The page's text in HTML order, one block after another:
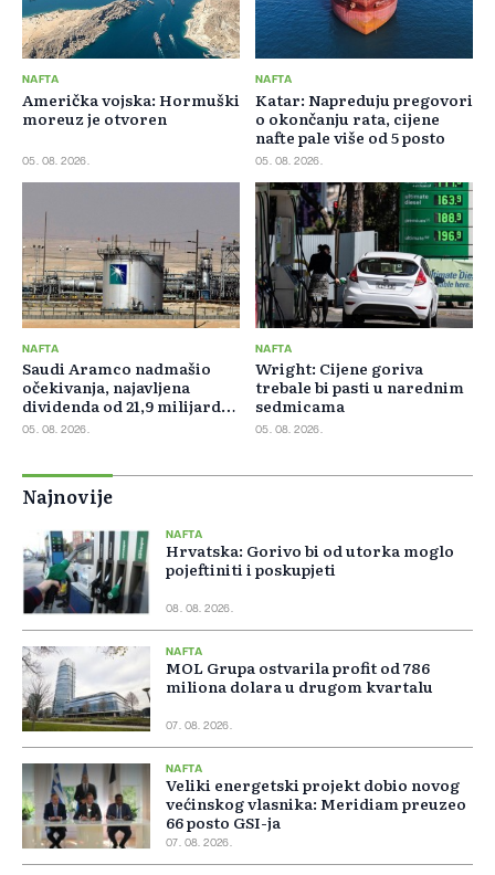
NAFTA
Američka vojska: Hormuški
moreuz je otvoren
05. 08. 2026.
NAFTA
Katar: Napreduju pregovori
o okončanju rata, cijene
nafte pale više od 5 posto
05. 08. 2026.
NAFTA
Saudi Aramco nadmašio
očekivanja, najavljena
dividenda od 21,9 milijardi
dolara
05. 08. 2026.
NAFTA
Wright: Cijene goriva
trebale bi pasti u narednim
sedmicama
05. 08. 2026.
Najnovije
NAFTA
Hrvatska: Gorivo bi od utorka moglo
pojeftiniti i poskupjeti
08. 08. 2026.
NAFTA
MOL Grupa ostvarila profit od 786
miliona dolara u drugom kvartalu
07. 08. 2026.
NAFTA
Veliki energetski projekt dobio novog
većinskog vlasnika: Meridiam preuzeo
66 posto GSI-ja
07. 08. 2026.